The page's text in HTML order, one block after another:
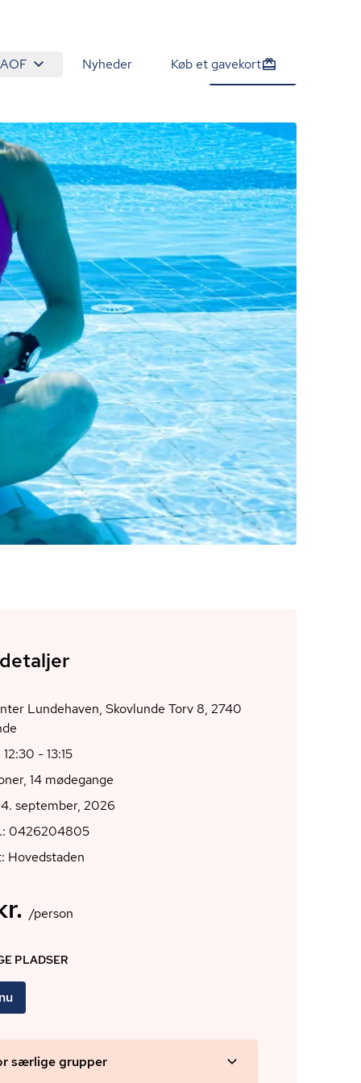
Nyheder Køb et gavekort
840 kr. /person Tilmeld nu
Lundehaven, Skovlunde Torv 8, 2740
- 13:15
14 mødegange
september, 2026
0426204805
Hovedstaden
/person
PLADSER
særlige grupper